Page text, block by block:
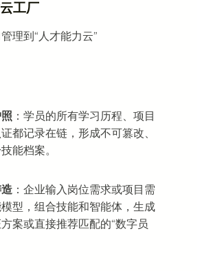
工厂
理到“人才能力云”
：学员的所有学习历程、项目
都记录在链，形成不可篡改、
能档案。
：企业输入岗位需求或项目需
型，组合技能和智能体，生成
案或直接推荐匹配的“数字员